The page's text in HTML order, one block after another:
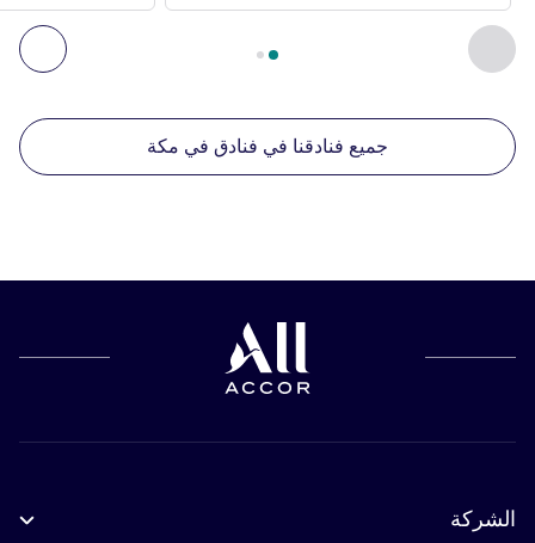
السابق - منشآتنا الأخرى القريبة
الصفحة
جميع فنادقنا في فنادق في مكة
الشركة